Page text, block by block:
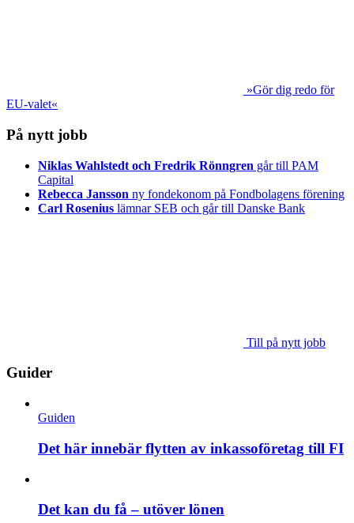
»Gör dig redo för
EU-valet«
På nytt jobb
Niklas Wahlstedt och Fredrik Rönngren går till PAM
Capital
Rebecca Jansson ny fondekonom på Fondbolagens förening
Carl Rosenius lämnar SEB och går till Danske Bank
Till på nytt jobb
Guider
Guiden
Det här innebär flytten av inkassoföretag till FI
Det kan du få – utöver lönen